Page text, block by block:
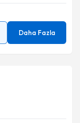
Daha Fazla